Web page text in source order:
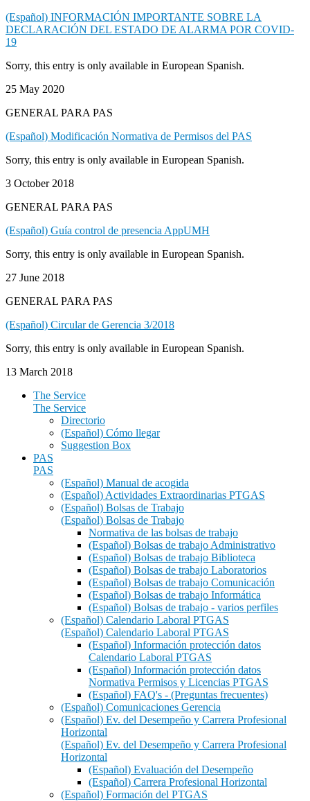
(Español) INFORMACIÓN IMPORTANTE SOBRE LA
DECLARACIÓN DEL ESTADO DE ALARMA POR COVID-
19
Sorry, this entry is only available in European Spanish.
25 May 2020
GENERAL PARA PAS
(Español) Modificación Normativa de Permisos del PAS
Sorry, this entry is only available in European Spanish.
3 October 2018
GENERAL PARA PAS
(Español) Guía control de presencia AppUMH
Sorry, this entry is only available in European Spanish.
27 June 2018
GENERAL PARA PAS
(Español) Circular de Gerencia 3/2018
Sorry, this entry is only available in European Spanish.
13 March 2018
The Service
The Service
Directorio
(Español) Cómo llegar
Suggestion Box
PAS
PAS
(Español) Manual de acogida
(Español) Actividades Extraordinarias PTGAS
(Español) Bolsas de Trabajo
(Español) Bolsas de Trabajo
Normativa de las bolsas de trabajo
(Español) Bolsas de trabajo Administrativo
(Español) Bolsas de trabajo Biblioteca
(Español) Bolsas de trabajo Laboratorios
(Español) Bolsas de trabajo Comunicación
(Español) Bolsas de trabajo Informática
(Español) Bolsas de trabajo - varios perfiles
(Español) Calendario Laboral PTGAS
(Español) Calendario Laboral PTGAS
(Español) Información protección datos
Calendario Laboral PTGAS
(Español) Información protección datos
Normativa Permisos y Licencias PTGAS
(Español) FAQ's - (Preguntas frecuentes)
(Español) Comunicaciones Gerencia
(Español) Ev. del Desempeño y Carrera Profesional
Horizontal
(Español) Ev. del Desempeño y Carrera Profesional
Horizontal
(Español) Evaluación del Desempeño
(Español) Carrera Profesional Horizontal
(Español) Formación del PTGAS